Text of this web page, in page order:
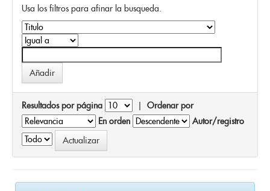
Usa los filtros para afinar la busqueda.
Resultados por página | Ordenar por
En orden
Autor/registro